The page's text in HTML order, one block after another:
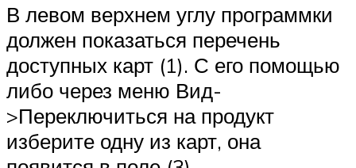
В левом верхнем углу программки
должен показаться перечень
доступных карт (1). С его помощью
либо через меню Вид-
>Переключиться на продукт
изберите одну из карт, она